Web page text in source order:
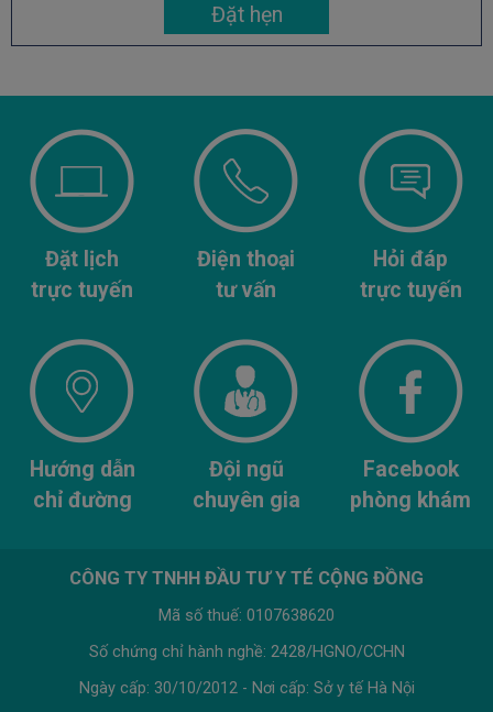
Đặt hẹn
Đặt lịch
trực tuyến
Điện thoại
tư vấn
Hỏi đáp
trực tuyến
Hướng dẫn
chỉ đường
Đội ngũ
chuyên gia
Facebook
phòng khám
CÔNG TY TNHH ĐẦU TƯ Y TÉ CỘNG ĐỒNG
Mã số thuế: 0107638620
Số chứng chỉ hành nghề: 2428/HGNO/CCHN
Ngày cấp: 30/10/2012 - Nơi cấp: Sở y tế Hà Nội